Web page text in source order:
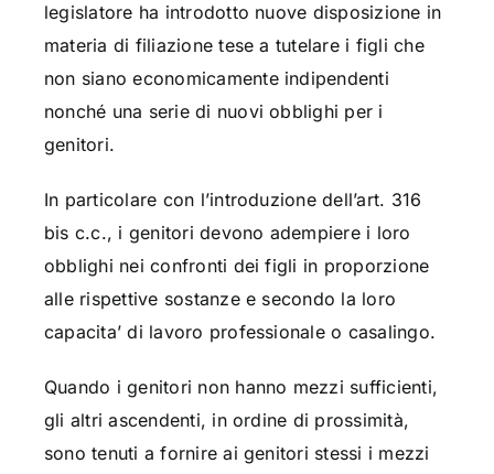
legislatore ha introdotto nuove disposizione in
materia di filiazione tese a tutelare i figli che
non siano economicamente indipendenti
nonché una serie di nuovi obblighi per i
genitori.
In particolare con l’introduzione dell’art. 316
bis c.c., i genitori devono adempiere i loro
obblighi nei confronti dei figli in proporzione
alle rispettive sostanze e secondo la loro
capacita’ di lavoro professionale o casalingo.
Quando i genitori non hanno mezzi sufficienti,
gli altri ascendenti, in ordine di prossimità,
sono tenuti a fornire ai genitori stessi i mezzi